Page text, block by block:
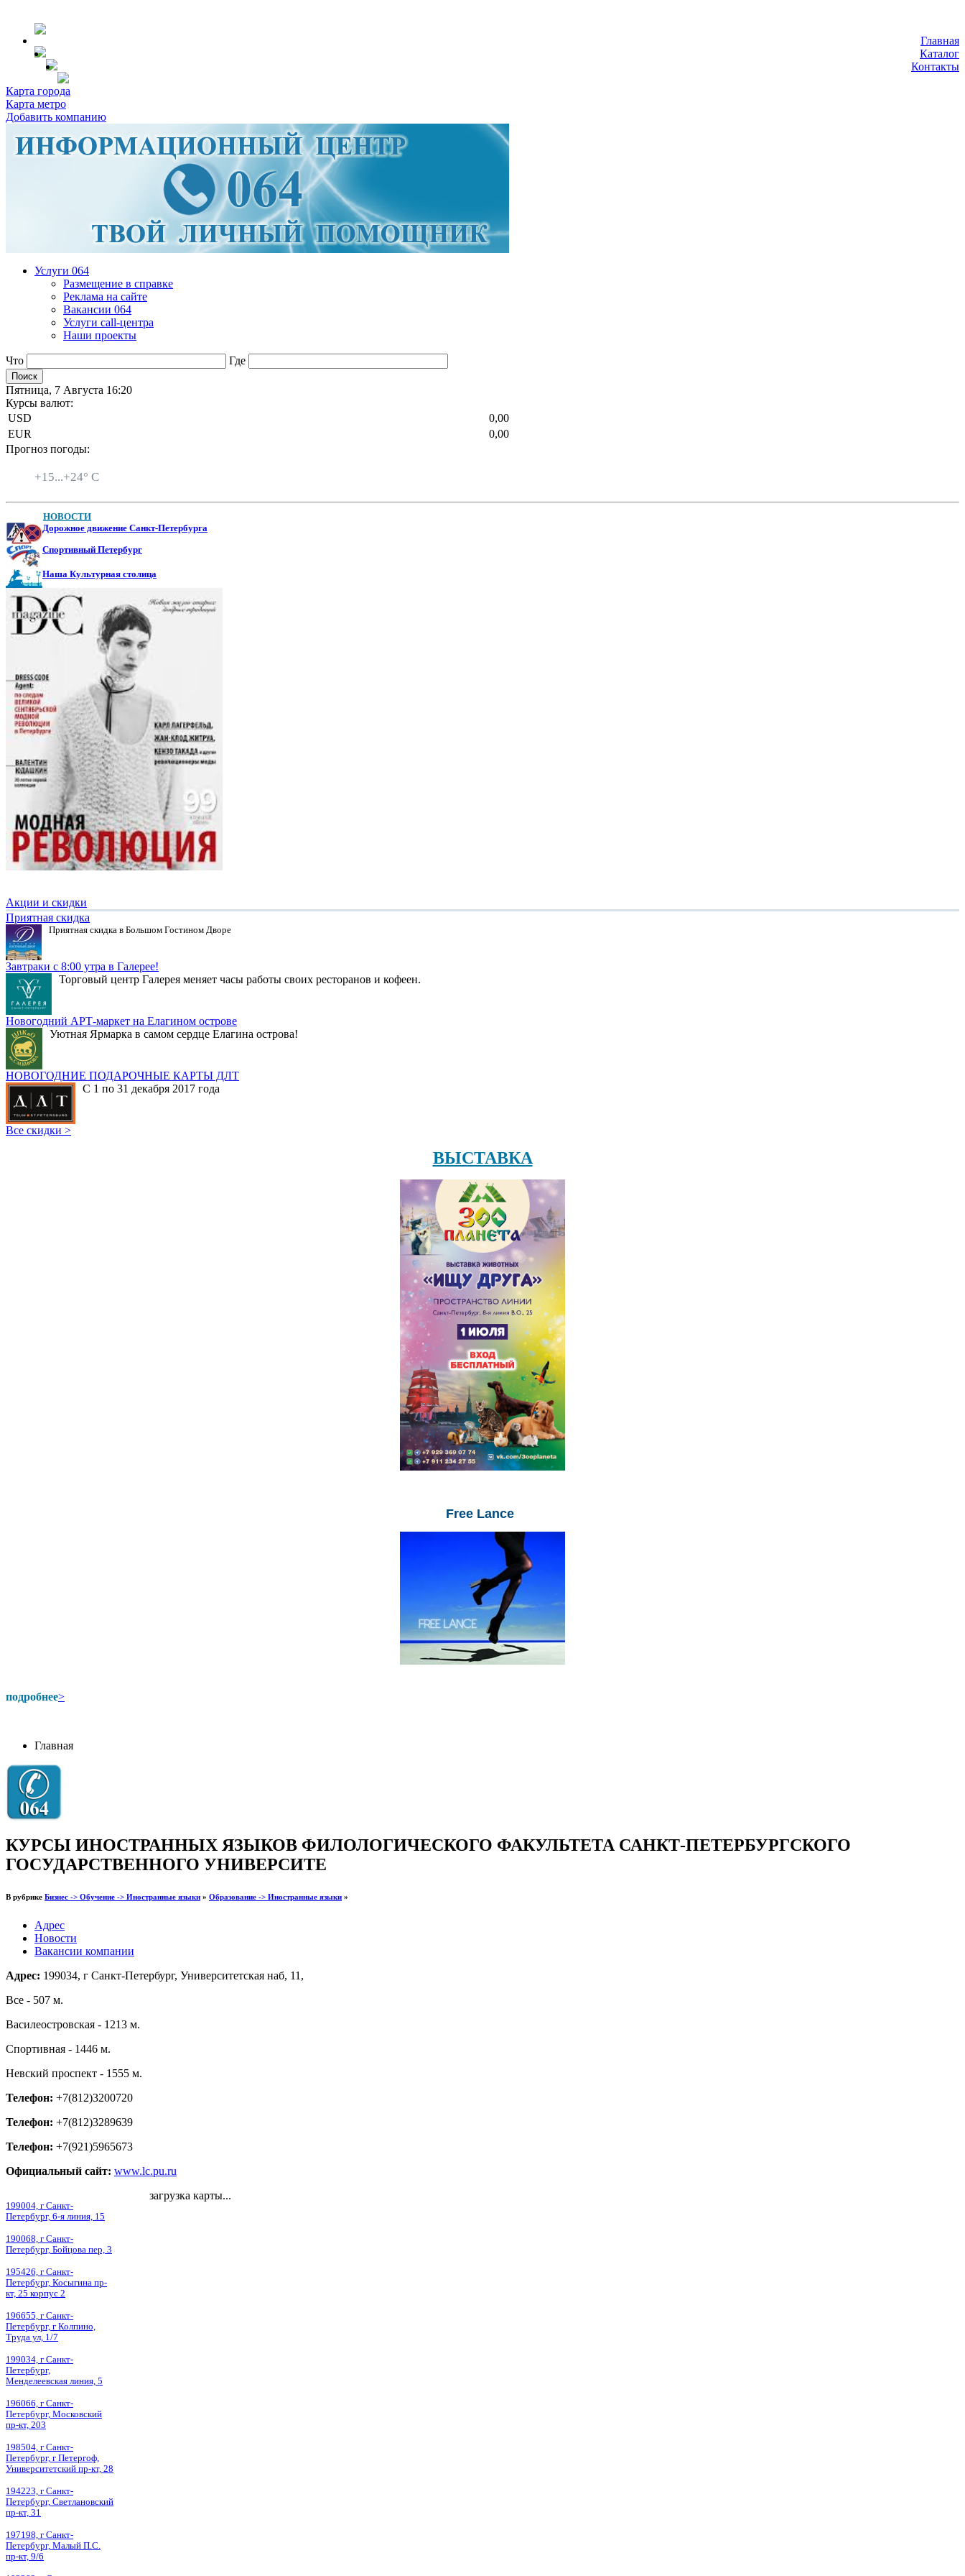
Главная
Каталог
Контакты
Карта города
Карта метро
Добавить компанию
Услуги 064
Размещение в справке
Реклама на сайте
Вакансии 064
Услуги call-центра
Наши проекты
Что Где
Пятница, 7 Августа 16:20
Курсы валют:
USD
0,00
EUR
0,00
Прогноз погоды:
+15...+24° C
НОВОСТИ
Дорожное движение Санкт-Петербурга
Спортивный Петербург
Наша Культурная столица
Акции и скидки
Приятная скидка
Приятная скидка в Большом Гостином Дворе
Завтраки с 8:00 утра в Галерее!
Торговый центр Галерея меняет часы работы своих ресторанов и кофеен.
Новогодний АРТ-маркет на Елагином острове
Уютная Ярмарка в самом сердце Елагина острова!
НОВОГОДНИЕ ПОДАРОЧНЫЕ КАРТЫ ДЛТ
С 1 по 31 декабря 2017 года
Все скидки >
ВЫСТАВКА
Free Lance
подробнее>
Главная
КУРСЫ ИНОСТРАННЫХ ЯЗЫКОВ ФИЛОЛОГИЧЕСКОГО ФАКУЛЬТЕТА САНКТ-ПЕТЕРБУРГСКОГО
ГОСУДАРСТВЕННОГО УНИВЕРСИТЕ
В рубрике Бизнес -> Обучение -> Иностранные языки » Образование -> Иностранные языки »
Адрес
Новости
Вакансии компании
Адрес: 199034, г Санкт-Петербург, Университетская наб, 11,
Все - 507 м.
Василеостровская - 1213 м.
Спортивная - 1446 м.
Невский проспект - 1555 м.
Телефон: +7(812)3200720
Телефон: +7(812)3289639
Телефон: +7(921)5965673
Официальный сайт: www.lc.pu.ru
199004, г Санкт-
Петербург, 6-я линия, 15
190068, г Санкт-
Петербург, Бойцова пер, 3
195426, г Санкт-
Петербург, Косыгина пр-
кт, 25 корпус 2
196655, г Санкт-
Петербург, г Колпино,
Труда ул, 1/7
199034, г Санкт-
Петербург,
Менделеевская линия, 5
196066, г Санкт-
Петербург, Московский
пр-кт, 203
198504, г Санкт-
Петербург, г Петергоф,
Университетский пр-кт, 28
194223, г Санкт-
Петербург, Светлановский
пр-кт, 31
197198, г Санкт-
Петербург, Малый П.С.
пр-кт, 9/6
загрузка карты...